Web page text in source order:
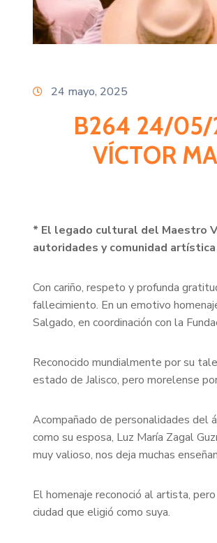
24 mayo, 2025
B264 24/05/
VÍCTOR
* El legado cultural del Maestro
autoridades y comunidad
Con cariño, respeto y profunda
fallecimiento. En un emotivo
Salgado, en coordinación con la
Reconocido mundialmente por su
estado de Jalisco, pero morelense
Acompañado de personalidades del
como su esposa, Luz María Zagal
muy valioso, nos deja muchas
El homenaje reconoció al artista,
ciudad que eligió como suya.